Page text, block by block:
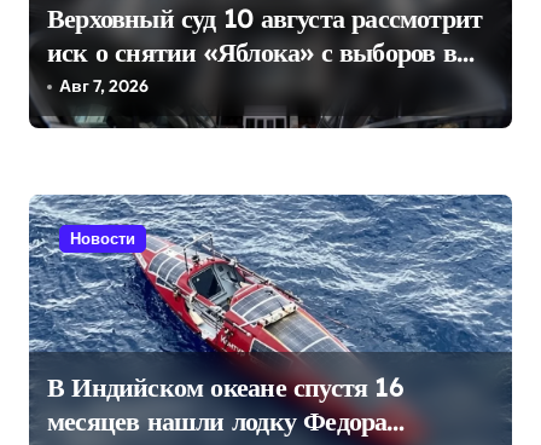
Верховный суд 10 августа рассмотрит
иск о снятии «Яблока» с выборов в
Госдуму
Авг 7, 2026
Новости
В Индийском океане спустя 16
месяцев нашли лодку Федора